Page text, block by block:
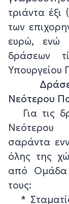
τριάντα
των
ευρώ, ενώ
δράσεων
Υπουργείου
Νεότερου
Για τις
Νεότερου
σαράντα
όλης της
από Ομάδα
τους:
*